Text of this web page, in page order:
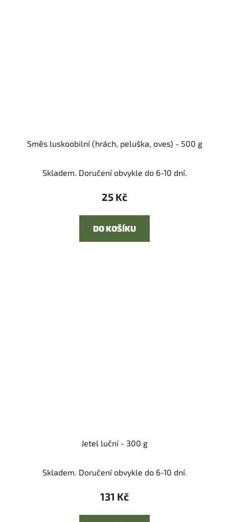
Směs luskoobilní (hrách, peluška, oves) - 500 g
Skladem. Doručení obvykle do 6-10 dní.
25 Kč
DO KOŠÍKU
Jetel luční - 300 g
Skladem. Doručení obvykle do 6-10 dní.
131 Kč